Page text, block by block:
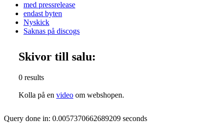
med pressrelease
endast byten
Nyskick
Saknas på discogs
Skivor till salu:
0 results
Kolla på en video om webshopen.
Query done in: 0.0057370662689209 seconds